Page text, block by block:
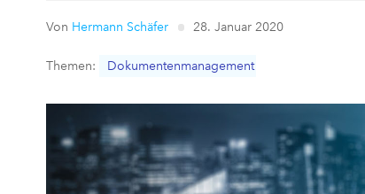
Von Hermann Schäfer 28. Januar 2020
Themen: Dokumentenmanagement